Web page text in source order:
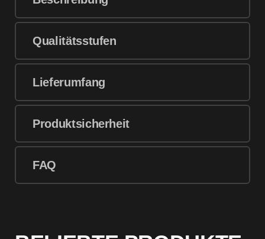
Qualitätsstufen
Lieferumfang
Produktsicherheit
FAQ